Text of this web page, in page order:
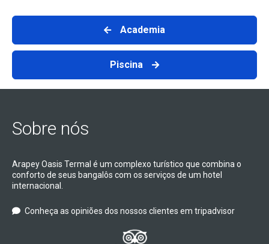
Academia
Piscina
Sobre nós
Arapey Oasis Termal é um complexo turístico que combina o
conforto de seus bangalôs com os serviços de um hotel
internacional.
Conheça as opiniões dos nossos clientes em tripadvisor